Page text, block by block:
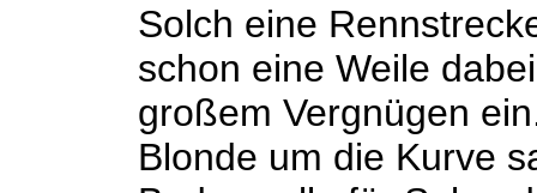
Solch eine
schon eine Weile
großem Vergnügen
Blonde um die Kurve